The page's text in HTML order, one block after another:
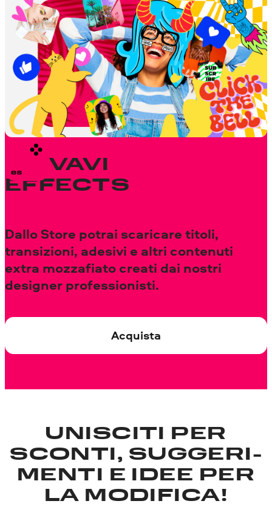
effetti nella tua app Movavi compatibile
cliccando con il pulsante destro del mouse
sull'effetto che ti interessa per ulteriori
informazioni.
Scopri di più sull’utilizzo dei contenuti dei
programmi Movavi
MOVAVI
EFFECTS
Dallo Store potrai scaricare titoli,
transizioni, adesivi e altri contenuti
extra mozzafiato creati dai nostri
designer professionisti.
Acquista
UNISCITI PER
SCONTI, SUGGERI­
MENTI E IDEE PER
LA MODIFICA!